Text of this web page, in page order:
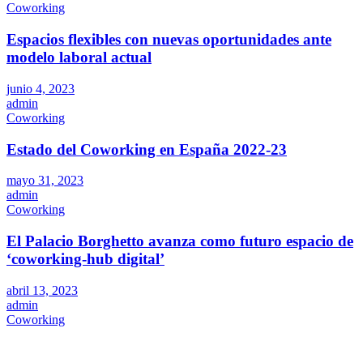
Coworking
Espacios flexibles con nuevas oportunidades ante
modelo laboral actual
junio 4, 2023
admin
Coworking
Estado del Coworking en España 2022-23
mayo 31, 2023
admin
Coworking
El Palacio Borghetto avanza como futuro espacio de
‘coworking-hub digital’
abril 13, 2023
admin
Coworking